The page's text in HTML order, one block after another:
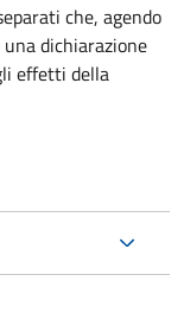
che, agendo
dichiarazione
effetti della